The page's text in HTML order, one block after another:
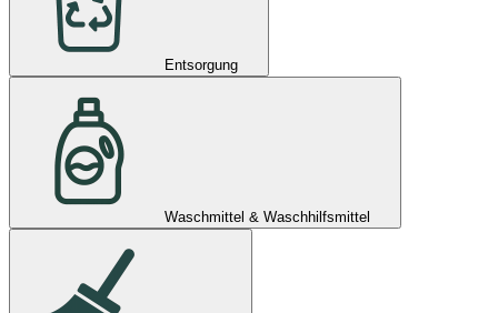
Entsorgung
Waschmittel & Waschhilfsmittel